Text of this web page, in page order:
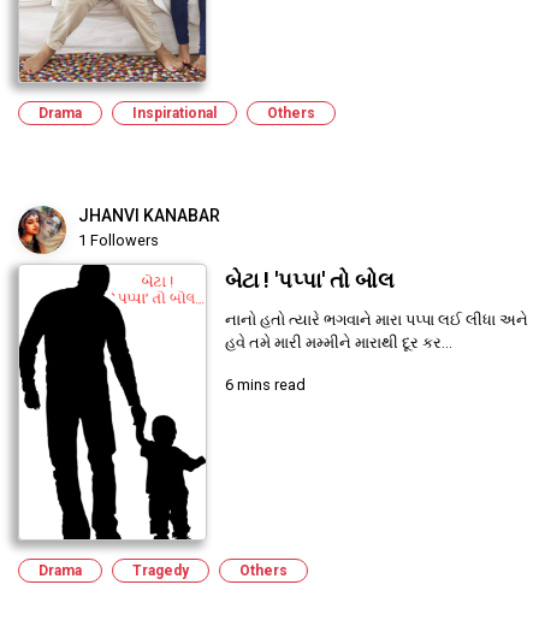
Drama Inspirational Others
JHANVI KANABAR
1 Followers
બેટા ! 'પપ્પા' તો બોલ
નાનો હતો ત્યારે ભગવાને મારા પપ્પા લઈ લીધા અને
હવે તમે મારી મમ્મીને મારાથી દૂર કર...
6 mins read
Drama Tragedy Others